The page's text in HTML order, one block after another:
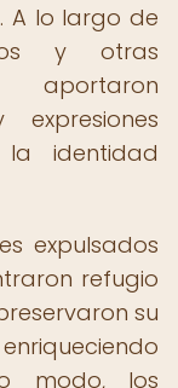
A lo largo de
y otras
aportaron
expresiones
la identidad
expulsados
refugio
su
modo, los